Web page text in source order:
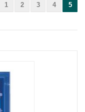
1 2 3 4 5